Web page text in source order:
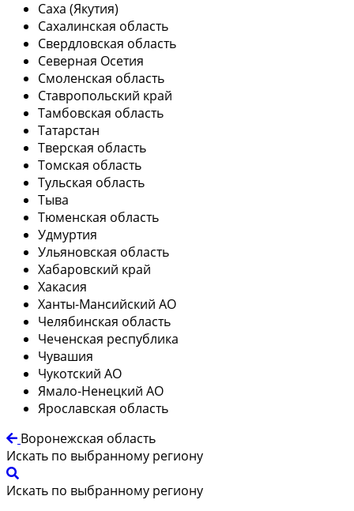
Саха (Якутия)
Сахалинская область
Свердловская область
Северная Осетия
Смоленская область
Ставропольский край
Тамбовская область
Татарстан
Тверская область
Томская область
Тульская область
Тыва
Тюменская область
Удмуртия
Ульяновская область
Хабаровский край
Хакасия
Ханты-Мансийский АО
Челябинская область
Чеченская республика
Чувашия
Чукотский АО
Ямало-Ненецкий АО
Ярославская область
Воронежская область
Искать по выбранному региону
Искать по выбранному региону